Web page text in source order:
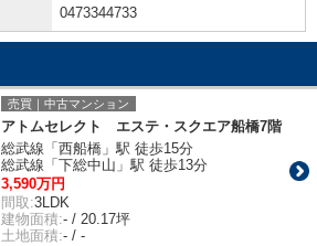
0473344733
売買｜中古マンション
アトムセレクト エステ・スクエア船橋7階
総武線「西船橋」駅 徒歩15分
総武線「下総中山」駅 徒歩13分
3,590万円
間取:3LDK
建物面積:- / 20.17坪
土地面積:- / -